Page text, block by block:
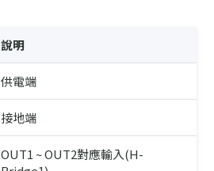
說明
供電端
接地端
OUT1 ~ OUT2對應輸入(H-